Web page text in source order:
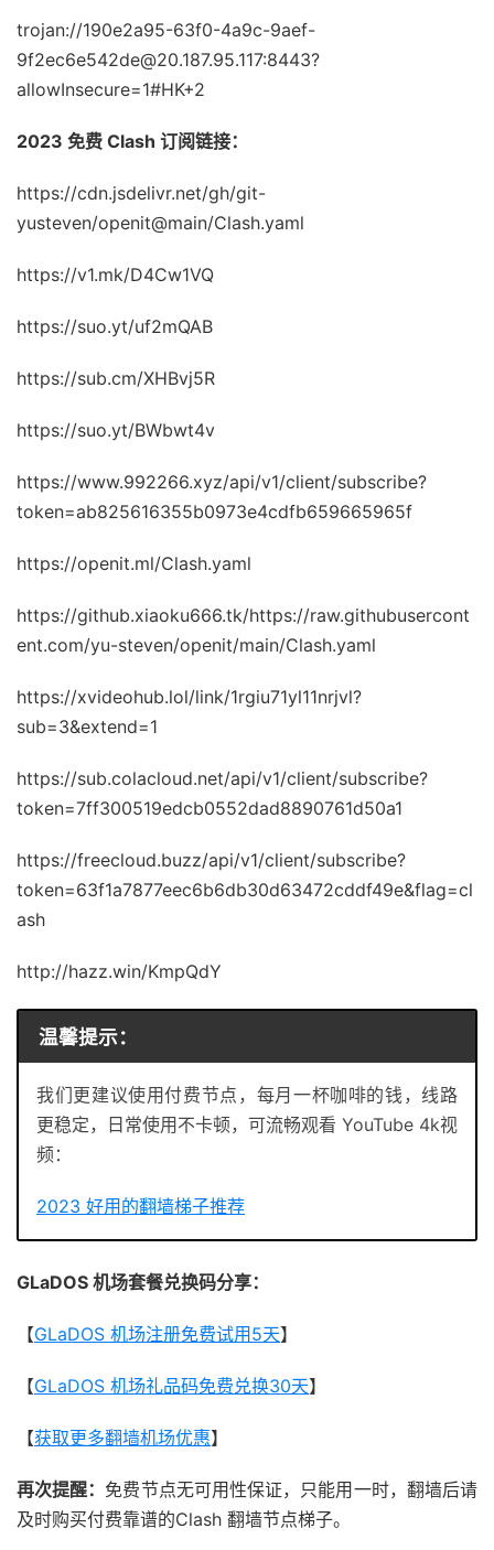
trojan://190e2a95-63f0-4a9c-9aef-
9f2ec6e542de@20.187.95.117:8443?
allowInsecure=1#HK+2
2023 免费 Clash 订阅链接：
https://cdn.jsdelivr.net/gh/git-
yusteven/openit@main/Clash.yaml
https://v1.mk/D4Cw1VQ
https://suo.yt/uf2mQAB
https://sub.cm/XHBvj5R
https://suo.yt/BWbwt4v
https://www.992266.xyz/api/v1/client/subscribe?
token=ab825616355b0973e4cdfb659665965f
https://openit.ml/Clash.yaml
https://github.xiaoku666.tk/https://raw.githubusercont
ent.com/yu-steven/openit/main/Clash.yaml
https://xvideohub.lol/link/1rgiu71yl11nrjvl?
sub=3&extend=1
https://sub.colacloud.net/api/v1/client/subscribe?
token=7ff300519edcb0552dad8890761d50a1
https://freecloud.buzz/api/v1/client/subscribe?
token=63f1a7877eec6b6db30d63472cddf49e&flag=cl
ash
http://hazz.win/KmpQdY
温馨提示：
我们更建议使用付费节点，每月一杯咖啡的钱，线路
更稳定，日常使用不卡顿，可流畅观看 YouTube 4k视
频：
2023 好用的翻墙梯子推荐
GLaDOS 机场套餐兑换码分享：
【GLaDOS 机场注册免费试用5天】
【GLaDOS 机场礼品码免费兑换30天】
【获取更多翻墙机场优惠】
再次提醒： 免费节点无可用性保证，只能用一时，翻墙后请
及时购买付费靠谱的Clash 翻墙节点梯子。